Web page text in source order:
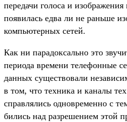
передачи голоса и
появилась едва ли не раньше
компьютерных сетей.
Как ни парадоксально это
периода времени телефонные
данных существовали
в том, что техника и каналы
справлялись одновременно с
бились над разрешением этой